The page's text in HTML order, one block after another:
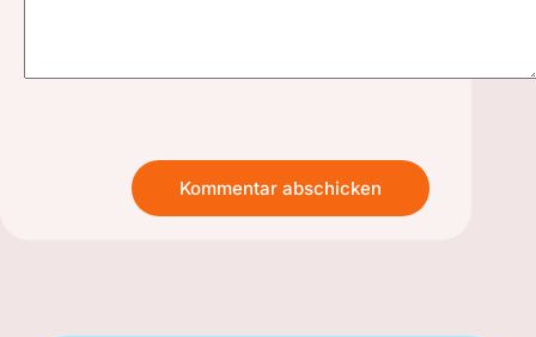
Kommentar abschicken